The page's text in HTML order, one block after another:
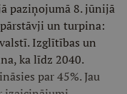
paziņojumā 8. jūnijā
un turpina:
Izglītības un
ka līdz 2040.
par 45%. Jau